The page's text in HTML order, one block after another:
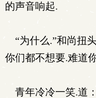
的声音响起.
“为什么.”和尚扭
你们都不想要.难道
青年冷冷一笑.道